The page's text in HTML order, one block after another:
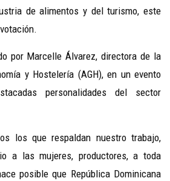
de alimentos y del turismo, este
por Marcelle Álvarez, directora de la
y Hostelería (AGH), en un evento
personalidades del sector
los que respaldan nuestro trabajo,
a las mujeres, productores, a toda
posible que República Dominicana